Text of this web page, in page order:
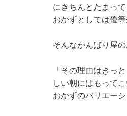
にきちんとたまっ
おかずとしては優等
そんながんばり屋
「その理由はきっ
しい朝にはもって
おかずのバリエー